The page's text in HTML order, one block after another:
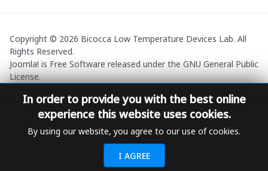
Copyright © 2026 Bicocca Low Temperature Devices Lab. All
Rights Reserved.
Joomla! is Free Software released under the GNU General Public
License.
In order to provide you with the best online
experience this website uses cookies.
By using our website, you agree to our use of cookies.
I AGREE